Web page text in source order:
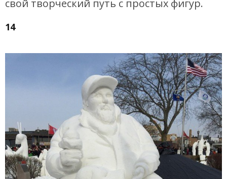
свой творческий путь с простых фигур.
14